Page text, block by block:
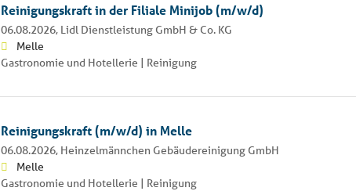
Reinigungskraft in der Filiale Minijob (m/w/d)
06.08.2026, Lidl Dienstleistung GmbH & Co. KG
Melle
Gastronomie und Hotellerie | Reinigung
Reinigungskraft (m/w/d) in Melle
06.08.2026, Heinzelmännchen Gebäudereinigung GmbH
Melle
Gastronomie und Hotellerie | Reinigung